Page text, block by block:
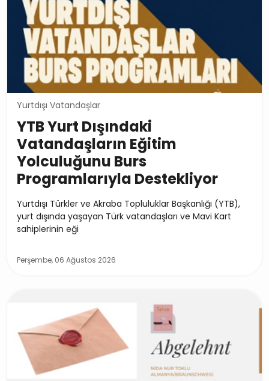
Yurtdışı Vatandaşlar
YTB Yurt Dışındaki
Vatandaşların Eğitim
Yolculuğunu Burs
Programlarıyla Destekliyor
Yurtdışı Türkler ve Akraba Topluluklar Başkanlığı (YTB),
yurt dışında yaşayan Türk vatandaşları ve Mavi Kart
sahiplerinin eği
Perşembe, 06 Ağustos 2026